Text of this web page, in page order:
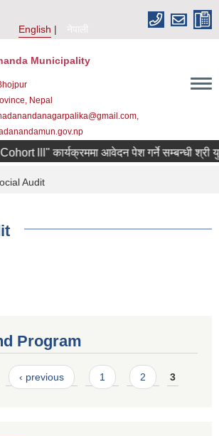
English
नेपाली
Municipality
Nepal
lll" कार्यक्रममा आवेदन पेश गर्ने सम्बन्धी श्री
Audit
Program
‹ previous 1 2 3